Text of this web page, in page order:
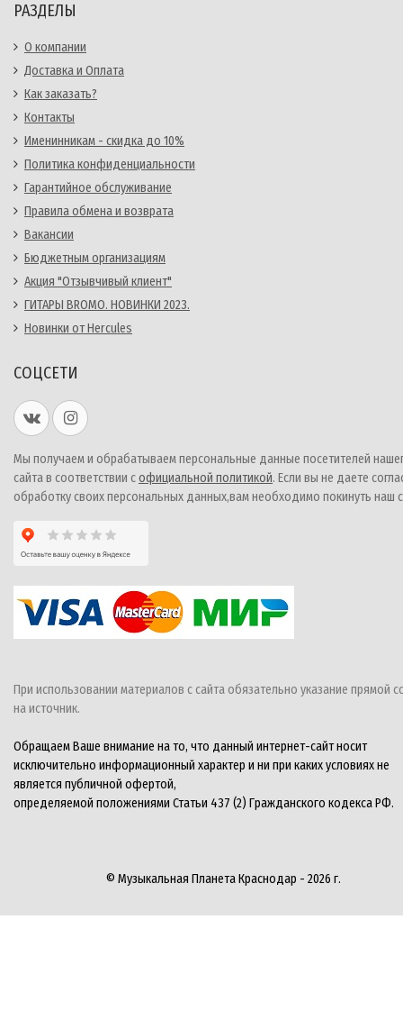
РАЗДЕЛЫ
О компании
Доставка и Оплата
Как заказать?
Контакты
Именинникам - скидка до 10%
Политика конфиденциальности
Гарантийное обслуживание
Правила обмена и возврата
Вакансии
Бюджетным организациям
Акция "Отзывчивый клиент"
ГИТАРЫ BROMO. НОВИНКИ 2023.
Новинки от Hercules
СОЦСЕТИ
Мы получаем и обрабатываем персональные данные посетителей
сайта в соответствии софициальной политикой. Если вы не даете
обработку своих персональных данных,вам необходимо покинуть наш
При использовании материалов с сайта обязательно указание прямой
на источник.
Обращаем Ваше внимание на то, что данный интернет-сайт носит
исключительно информационный характер и ни при каких условиях не
является публичной офертой,
определяемой положениями Статьи 437 (2) Гражданского кодекса РФ.
© Музыкальная Планета Краснодар - 2026 г.